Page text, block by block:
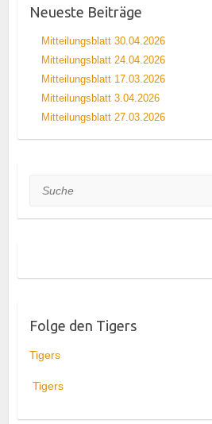
Neueste Beiträge
Mitteilungsblatt 30.04.2026
Mitteilungsblatt 24.04.2026
Mitteilungsblatt 17.03.2026
Mitteilungsblatt 3.04.2026
Mitteilungsblatt 27.03.2026
Suche
Folge den Tigers
Tigers
Tigers